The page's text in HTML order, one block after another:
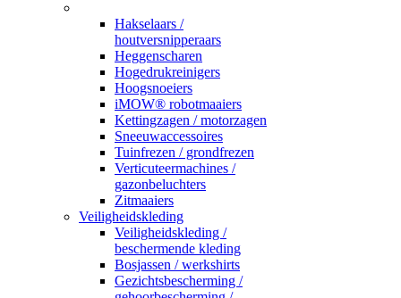
Hakselaars /
houtversnipperaars
Heggenscharen
Hogedrukreinigers
Hoogsnoeiers
iMOW® robotmaaiers
Kettingzagen / motorzagen
Sneeuwaccessoires
Tuinfrezen / grondfrezen
Verticuteermachines /
gazonbeluchters
Zitmaaiers
Veiligheidskleding
Veiligheidskleding /
beschermende kleding
Bosjassen / werkshirts
Gezichtsbescherming /